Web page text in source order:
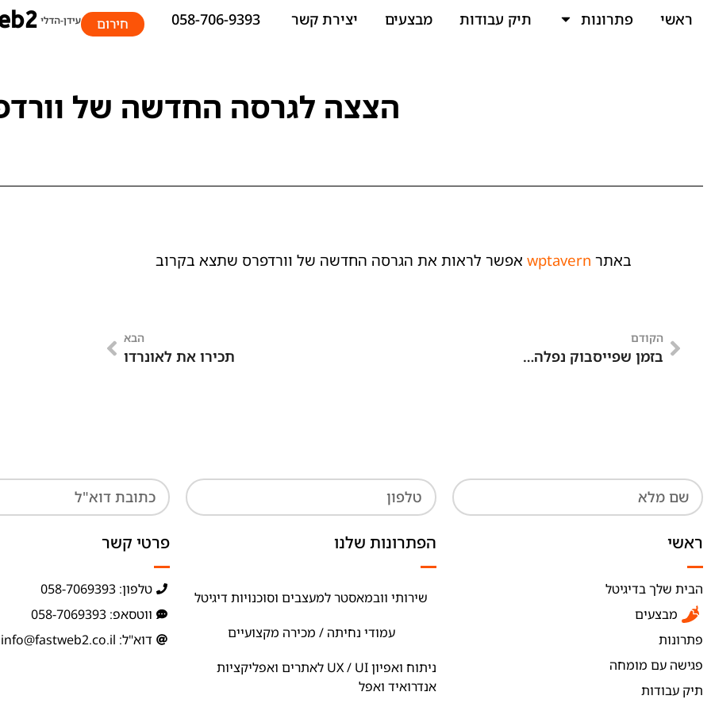
ראשי פתרונות תיק עבודות מבצעים יצירת קשר חירום
הצצה לגרסה החדשה של
באתר wptavern אפשר לראות את הגרסה החדשה של וורדפרס שתצא בקרוב
הקודם
בזמן שפייסבוק נפלה…
הבא
תכירו את לאונרדו
ראשי
הבית שלך בדיגיטל
מבצעים
פתרונות
פגישה עם מומחה
תיק עבודות
הפתרונות שלנו
שירותי וובמאסטר למעצבים וסוכנויות דיגיטל
עמודי נחיתה / מכירה מקצועיים
ניתוח ואפיון UX / UI לאתרים ואפליקציות
אנדרואיד ואפל
פרטי קשר
טלפון: 058-7069393
ווטסאפ: 058-7069393
דוא"ל: info@fastweb2.co.il